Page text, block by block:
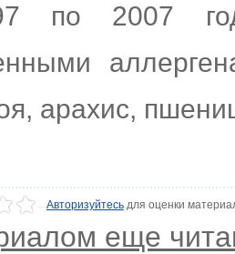
по 2007
арахис,
Авторизуйтесьдля оценки
еще